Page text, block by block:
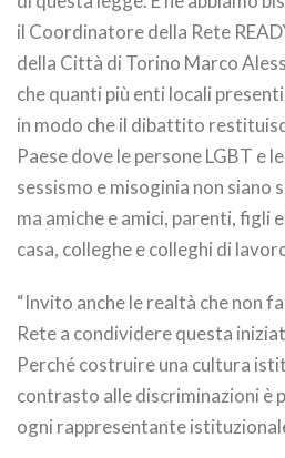
il Coordinatore della Rete
della Città di Torino Marco
che quanti più enti locali
in modo che il dibattito
Paese dove le persone LGBT e
sessismo e misoginia non siano
ma amiche e amici, parenti, figli
casa, colleghe e colleghi di
“Invito anche le realtà che non
Rete a condividere questa
Perché costruire una cultura
contrasto alle discriminazioni è
ogni rappresentante